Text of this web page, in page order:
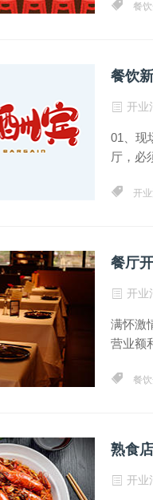
餐
餐饮
开业
01、现
厅，必
开
餐厅
开业
满怀激
营业额
餐
熟食
开业